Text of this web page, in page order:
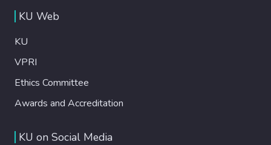
KU Web
KU
VPRI
Ethics Committee
Awards and Accreditation
KU on Social Media